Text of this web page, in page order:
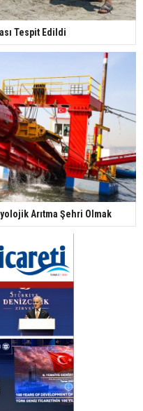
Tespit Edildi
Arıtma Şehri Olmak